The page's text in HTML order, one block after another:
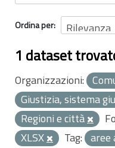
Ordina per
1 dataset
Organizzazioni:
Giustizia, sistema
Regioni e città
XLSX
Tag: aree